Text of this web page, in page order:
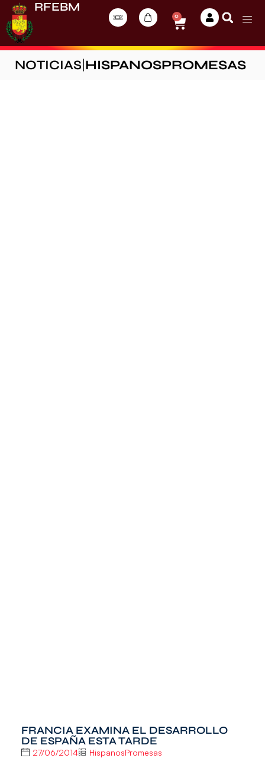
RFEBM
0
NOTICIAS HISPANOSPROMESAS
FRANCIA EXAMINA EL DESARROLLO
DE ESPAÑA ESTA TARDE
27/06/2014 HispanosPromesas